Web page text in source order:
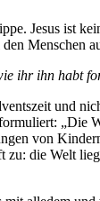
Jesus ist
Menschen
ihr ihn habt
und
von
die Welt